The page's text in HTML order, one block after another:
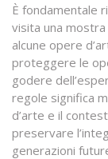
È fondamentale
visita una
alcune opere
proteggere le
godere
regole significa
d’arte e il
preservare
generazioni